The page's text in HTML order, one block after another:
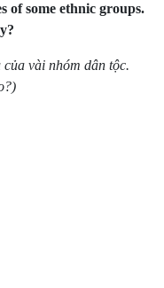
of some ethnic groups.
vài nhóm dân tộc.